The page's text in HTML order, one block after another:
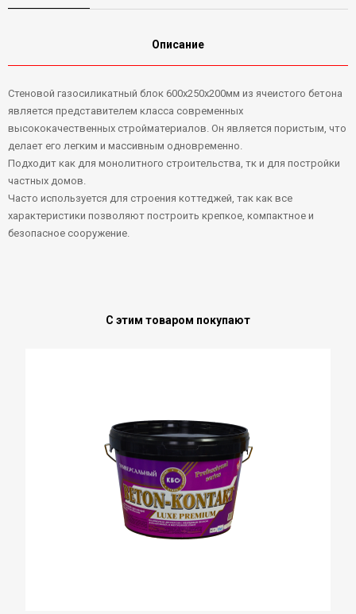
Описание
Стеновой газосиликатный блок 600х250х200мм из ячеистого бетона
является представителем класса современных
высококачественных стройматериалов. Он является пористым, что
делает его легким и массивным одновременно.
Подходит как для монолитного строительства, тк и для постройки
частных домов.
Часто используется для строения коттеджей, так как все
характеристики позволяют построить крепкое, компактное и
безопасное сооружение.
С этим товаром покупают